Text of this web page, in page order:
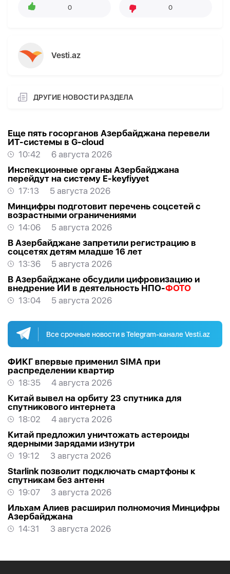
0 0
Vesti.az
ДРУГИЕ НОВОСТИ РАЗДЕЛА
Еще пять госорганов Азербайджана перевели
ИТ-системы в G-cloud
10:42
6 августа 2026
Инспекционные органы Азербайджана
перейдут на систему E-keyfiyyet
17:13
5 августа 2026
Минцифры подготовит перечень соцсетей с
возрастными ограничениями
14:06
5 августа 2026
В Азербайджане запретили регистрацию в
соцсетях детям младше 16 лет
13:36
5 августа 2026
В Азербайджане обсудили цифровизацию и
внедрение ИИ в деятельность НПО-ФОТО
13:04
5 августа 2026
Все срочные новости в Telegram-канале Vesti.az
ФИКГ впервые применил SIMA при
распределении квартир
18:35
4 августа 2026
Китай вывел на орбиту 23 спутника для
спутникового интернета
18:02
4 августа 2026
Китай предложил уничтожать астероиды
ядерными зарядами изнутри
19:12
3 августа 2026
Starlink позволит подключать смартфоны к
спутникам без антенн
19:07
3 августа 2026
Ильхам Алиев расширил полномочия Минцифры
Азербайджана
14:31
3 августа 2026